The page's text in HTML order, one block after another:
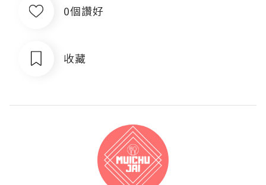
0個讚好
收藏